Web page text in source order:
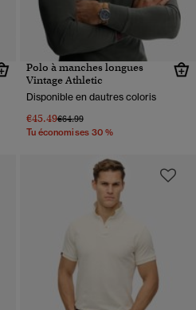
Polo à manches longues
Vintage Athletic
Disponible en dautres coloris
€45.49Prix réduit de
€64.99à
Tu économises 30 %